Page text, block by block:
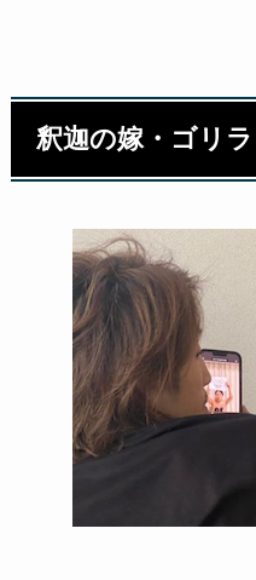
釈迦の嫁・ゴリ